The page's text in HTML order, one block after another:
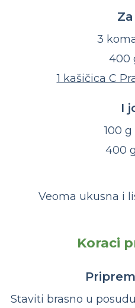
3
400
1 kašičica C
I
100
400
Veoma ukusna i
Koraci
Staviti brasno u